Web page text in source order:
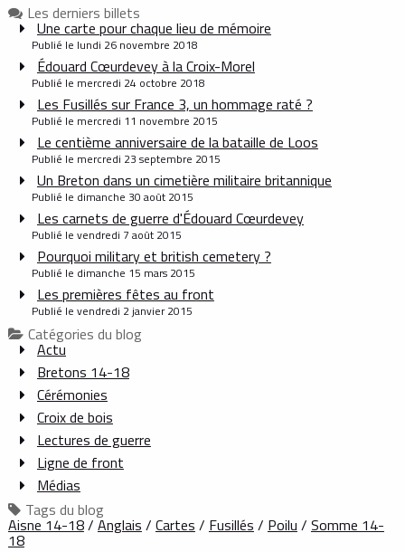
Les derniers billets
Une carte pour chaque lieu de mémoire
Publié le lundi 26 novembre 2018
Édouard Cœurdevey à la Croix-Morel
Publié le mercredi 24 octobre 2018
Les Fusillés sur France 3, un hommage raté ?
Publié le mercredi 11 novembre 2015
Le centième anniversaire de la bataille de Loos
Publié le mercredi 23 septembre 2015
Un Breton dans un cimetière militaire britannique
Publié le dimanche 30 août 2015
Les carnets de guerre d'Édouard Cœurdevey
Publié le vendredi 7 août 2015
Pourquoi military et british cemetery ?
Publié le dimanche 15 mars 2015
Les premières fêtes au front
Publié le vendredi 2 janvier 2015
Catégories du blog
Actu
Bretons 14-18
Cérémonies
Croix de bois
Lectures de guerre
Ligne de front
Médias
Tags du blog
Aisne 14-18/Anglais / Cartes / Fusillés / Poilu / Somme 14-
18